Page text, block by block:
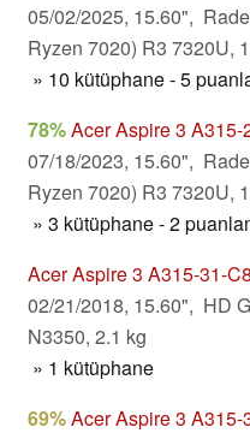
05/02/2025, 15.60",
Ryzen 7020) R3 7320U,
» 10 kütüphane - 5
78%Acer Aspire 3 A315-
07/18/2023, 15.60",
Ryzen 7020) R3 7320U,
» 3 kütüphane - 2
Acer Aspire 3 A315-31-
02/21/2018, 15.60", HD
N3350, 2.1 kg
» 1 kütüphane
69%Acer Aspire 3 A315-